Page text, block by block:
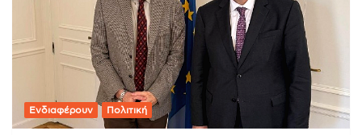
Ενδιαφέρουν Πολιτική